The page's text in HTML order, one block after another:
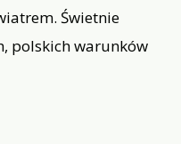
Świetnie
polskich warunków